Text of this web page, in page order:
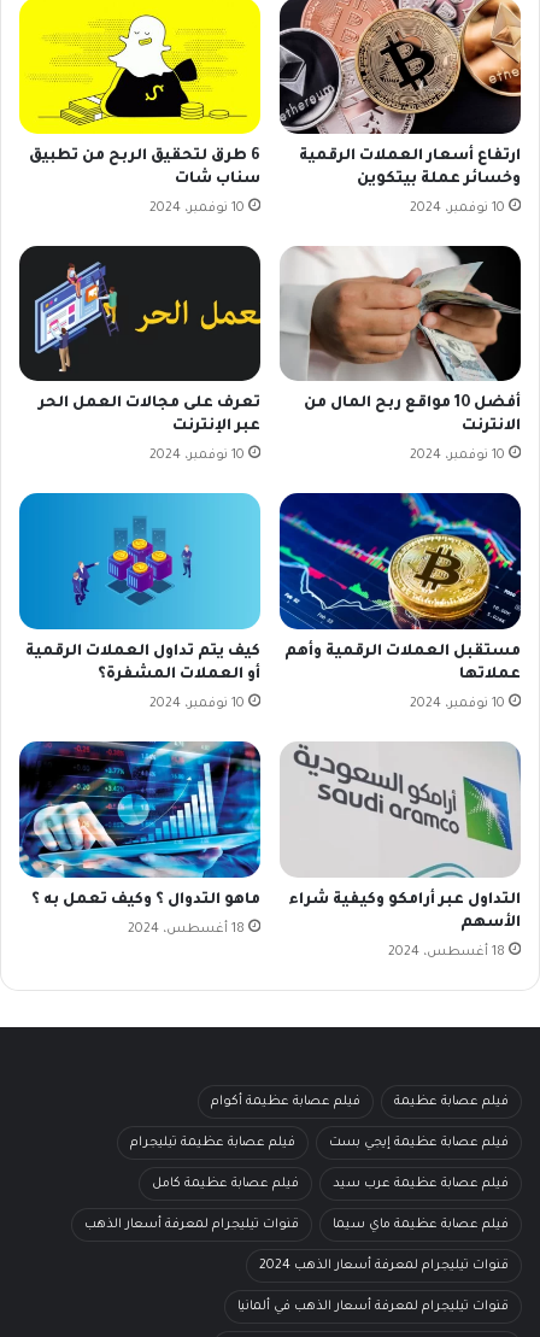
ارتفاع أسعار العملات الرقمية
وخسائر عملة بيتكوين
10 نوفمبر، 2024
6 طرق لتحقيق الربح من تطبيق
سناب شات
10 نوفمبر، 2024
أفضل 10 مواقع ربح المال من
الانترنت
10 نوفمبر، 2024
تعرف على مجالات العمل الحر
عبر الإنترنت
10 نوفمبر، 2024
مستقبل العملات الرقمية وأهم
عملاتها
10 نوفمبر، 2024
كيف يتم تداول العملات الرقمية
أو العملات المشفرة؟
10 نوفمبر، 2024
التداول عبر أرامكو وكيفية شراء
الأسهم
18 أغسطس، 2024
ماهو التدوال ؟ وكيف تعمل به ؟
18 أغسطس، 2024
فيلم عصابة عظيمة فيلم عصابة عظيمة أكوام
فيلم عصابة عظيمة إيجي بست فيلم عصابة عظيمة تيليجرام
فيلم عصابة عظيمة عرب سيد فيلم عصابة عظيمة كامل
فيلم عصابة عظيمة ماي سيما قنوات تيليجرام لمعرفة أسعار الذهب
قنوات تيليجرام لمعرفة أسعار الذهب 2024
قنوات تيليجرام لمعرفة أسعار الذهب في ألمانيا